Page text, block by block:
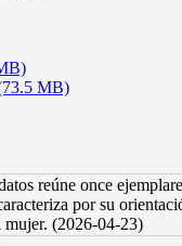
MB)
reúne once
por su
mujer. (2026-04-23)